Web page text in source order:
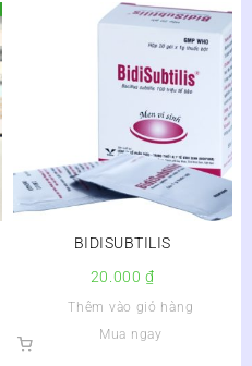
BIDISUBTILIS
20.000₫
Thêm vào giỏ hàng
Mua ngay